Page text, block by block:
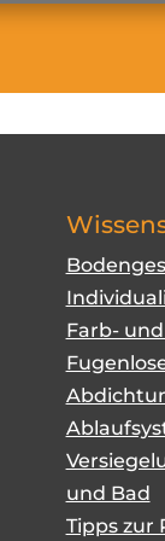
Farb-
und Bad
Tipps zur